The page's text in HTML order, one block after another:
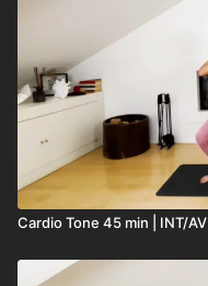
Cardio Tone 45 min | INT/AV